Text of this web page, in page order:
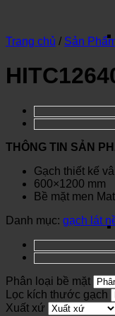
Trang chủ / Sản
THÔNG TIN SẢN
Gạch thiết kế
600×1200 mm
Bề mặt men
Danh mục: gạch lát
Phân loại bề mặt
Lọc kích thước gạch
Xuất xứ